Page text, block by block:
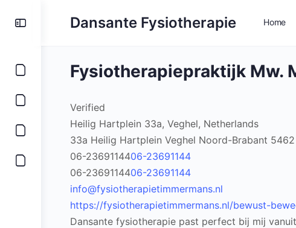
ToggleDansante Fysiotherapie Home
Fysiotherapiepraktijk Mw.
Verified
Heilig Hartplein 33a, Veghel, Netherlands
33a Heilig Hartplein Veghel Noord-Brabant 5462
06-2369114406-23691144
06-2369114406-23691144
info@fysiotherapietimmermans.nl
https://fysiotherapietimmermans.nl/bewust-
Dansante fysiotherapie past perfect bij mij